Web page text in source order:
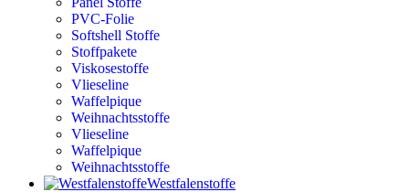
PVC-Folie
Softshell Stoffe
Stoffpakete
Viskosestoffe
Vlieseline
Waffelpique
Weihnachtsstoffe
Vlieseline
Waffelpique
Weihnachtsstoffe
Westfalenstoffe